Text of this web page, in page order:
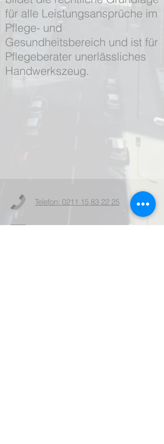
für alle Leistungsansprüche im
Pflege- und
Gesundheitsbereich und ist für
Pflegeberater unerlässliches
Handwerkszeug.
Telefon: 0211 15 83 22 25